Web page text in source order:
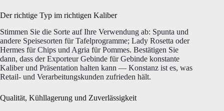
Der richtige Typ im richtigen Kaliber
Stimmen Sie die Sorte auf Ihre Verwendung ab: Spunta und
andere Speisesorten für Tafelprogramme; Lady Rosetta oder
Hermes für Chips und Agria für Pommes. Bestätigen Sie
dann, dass der Exporteur Gebinde für Gebinde konstante
Kaliber und Präsentation halten kann — Konstanz ist es, was
Retail- und Verarbeitungskunden zufrieden hält.
Qualität, Kühllagerung und Zuverlässigkeit